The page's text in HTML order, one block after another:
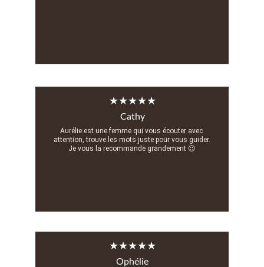
Aurélie est une femme qui vous écouter avec
attention, trouve les mots juste pour vous guider.
Je vous la recommande grandement 😉
Cathy
★★★★★
Ophélie
★★★★★